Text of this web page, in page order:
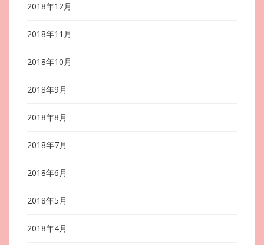
2018年12月
2018年11月
2018年10月
2018年9月
2018年8月
2018年7月
2018年6月
2018年5月
2018年4月